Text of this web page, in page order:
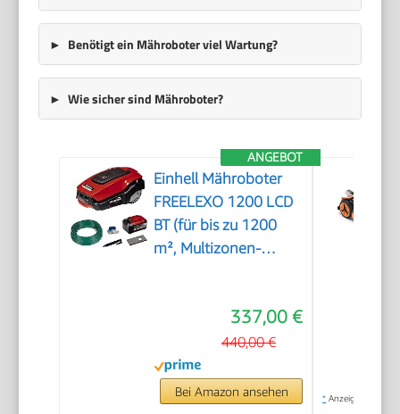
Benötigt ein Mähroboter viel Wartung?
Wie sicher sind Mähroboter?
ANGEBOT
Einhell Mähroboter
FREELEXO 1200 LCD
BT (für bis zu 1200
m², Multizonen-
Steigungen bis 35%,
inkl. PXC-Akku und
Installationszubehör)
337,00 €
440,00 €
Bei Amazon ansehen * Anzeige